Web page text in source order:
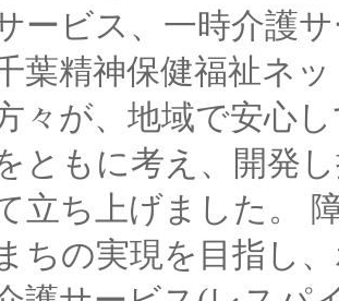
ービス、一時介護
葉精神保健福祉ネ
々が、地域で安心
ともに考え、開発
立ち上げました。
ちの実現を目指し